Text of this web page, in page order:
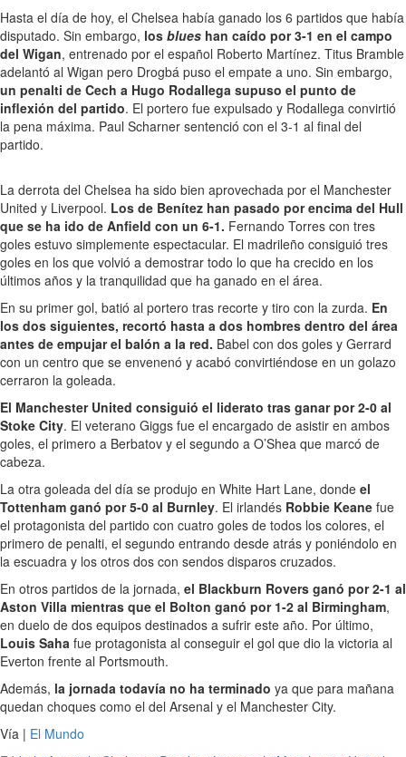
Hasta el día de hoy, el Chelsea había ganado los 6 partidos que había
disputado. Sin embargo, los blues han caído por 3-1 en el campo
del Wigan, entrenado por el español Roberto Martínez. Titus Bramble
adelantó al Wigan pero Drogbá puso el empate a uno. Sin embargo,
un penalti de Cech a Hugo Rodallega supuso el punto de
inflexión del partido. El portero fue expulsado y Rodallega convirtió
la pena máxima. Paul Scharner sentenció con el 3-1 al final del
partido.
La derrota del Chelsea ha sido bien aprovechada por el Manchester
United y Liverpool. Los de Benítez han pasado por encima del Hull
que se ha ido de Anfield con un 6-1. Fernando Torres con tres
goles estuvo simplemente espectacular. El madrileño consiguió tres
goles en los que volvió a demostrar todo lo que ha crecido en los
últimos años y la tranquilidad que ha ganado en el área.
En su primer gol, batió al portero tras recorte y tiro con la zurda. En
los dos siguientes, recortó hasta a dos hombres dentro del área
antes de empujar el balón a la red. Babel con dos goles y Gerrard
con un centro que se envenenó y acabó convirtiéndose en un golazo
cerraron la goleada.
El Manchester United consiguió el liderato tras ganar por 2-0 al
Stoke City. El veterano Giggs fue el encargado de asistir en ambos
goles, el primero a Berbatov y el segundo a O’Shea que marcó de
cabeza.
La otra goleada del día se produjo en White Hart Lane, donde el
Tottenham ganó por 5-0 al Burnley. El irlandés Robbie Keane fue
el protagonista del partido con cuatro goles de todos los colores, el
primero de penalti, el segundo entrando desde atrás y poniéndolo en
la escuadra y los otros dos con sendos disparos cruzados.
En otros partidos de la jornada, el Blackburn Rovers ganó por 2-1 al
Aston Villa mientras que el Bolton ganó por 1-2 al Birmingham,
en duelo de dos equipos destinados a sufrir este año. Por último,
Louis Saha fue protagonista al conseguir el gol que dio la victoria al
Everton frente al Portsmouth.
Además, la jornada todavía no ha terminado ya que para mañana
quedan choques como el del Arsenal y el Manchester City.
Vía | El Mundo